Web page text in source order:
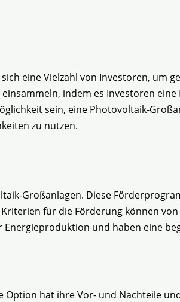
eine Vielzahl von Investoren, um
indem es Investoren eine
sein, eine Photovoltaik-
zu nutzen.
Großanlagen. Diese
für die Förderung können von
und haben eine
Option hat ihre Vor- und Nachteile